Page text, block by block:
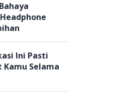
Ini Pasti
Kamu Selama